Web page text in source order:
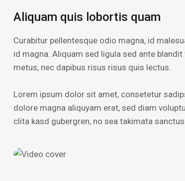
Aliquam quis lobortis quam
Curabitur pellentesque odio magna, id
id magna. Aliquam sed ligula sed ante
metus, nec dapibus risus risus quis lectus.
Lorem ipsum dolor sit amet, consetetur
dolore magna aliquyam erat, sed diam
clita kasd gubergren, no sea takimata